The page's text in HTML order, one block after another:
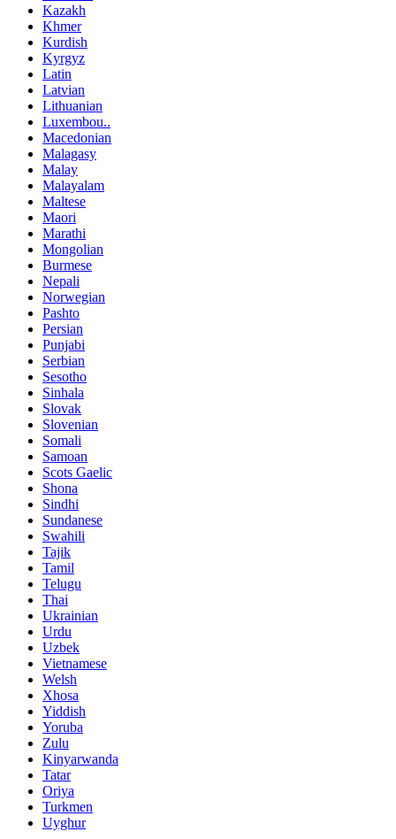
Kazakh
Khmer
Kurdish
Kyrgyz
Latin
Latvian
Lithuanian
Luxembou..
Macedonian
Malagasy
Malay
Malayalam
Maltese
Maori
Marathi
Mongolian
Burmese
Nepali
Norwegian
Pashto
Persian
Punjabi
Serbian
Sesotho
Sinhala
Slovak
Slovenian
Somali
Samoan
Scots Gaelic
Shona
Sindhi
Sundanese
Swahili
Tajik
Tamil
Telugu
Thai
Ukrainian
Urdu
Uzbek
Vietnamese
Welsh
Xhosa
Yiddish
Yoruba
Zulu
Kinyarwanda
Tatar
Oriya
Turkmen
Uyghur